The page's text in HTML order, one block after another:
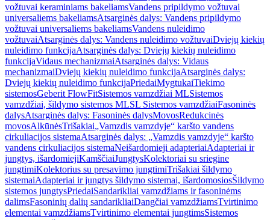
vožtuvai keraminiams bakeliamsVandens pripildymo vožtuvai
universaliems bakeliamsAtsarginės dalys: Vandens pripildymo
vožtuvai universaliems bakeliamsVandens nuleidimo
vožtuvaiAtsarginės dalys: Vandens nuleidimo vožtuvaiDviejų kiekių
nuleidimo funkcijaAtsarginės dalys: Dviejų kiekių nuleidimo
funkcijaVidaus mechanizmaiAtsarginės dalys: Vidaus
mechanizmaiDviejų kiekių nuleidimo funkcijaAtsarginės dalys:
Dviejų kiekių nuleidimo funkcijaPriedaiMygtukaiTiekimo
sistemosGeberit FlowFitSistemos vamzdžiai MLSistemos
vamzdžiai, šildymo sistemos MLSL Sistemos vamzdžiaiFasoninės
dalysAtsarginės dalys: Fasoninės dalysMovosRedukcinės
movosAlkūnėsTrišakiai„Vamzdis vamzdyje“ karšto vandens
cirkuliacijos sistemaAtsarginės dalys: „Vamzdis vamzdyje“ karšto
vandens cirkuliacijos sistemaNeišardomieji adapteriaiAdapteriai ir
jungtys, išardomiejiKamščiaiJungtysKolektoriai su sriegine
jungtimiKolektorius su presavimo jungtimiTrišakiai šildymo
sistemaiAdapteriai ir jungtys šildymo sistemai, išardomosiosŠildymo
sistemos jungtysPriedaiSandarikliai vamzdžiams ir fasoninėms
dalimsFasoninių dalių sandarikliaiDangčiai vamzdžiamsTvirtinimo
elementai vamzdžiamsTvirtinimo elementai jungtimsSistemos